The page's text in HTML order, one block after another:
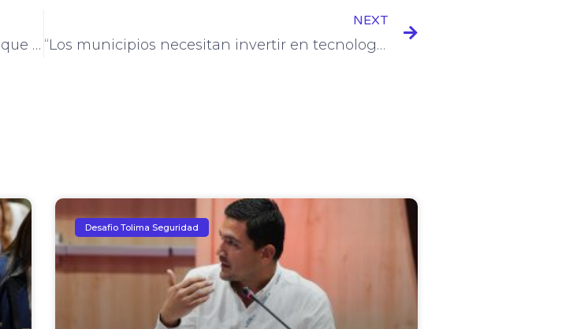
“Lo primero son las garantías legales para que la fuerza pública haga su trabajo”: Andrés Robayo
NEXT
“Los municipios necesitan invertir en tecnología e inteligencia”: Indra
Desafio Tolima Seguridad